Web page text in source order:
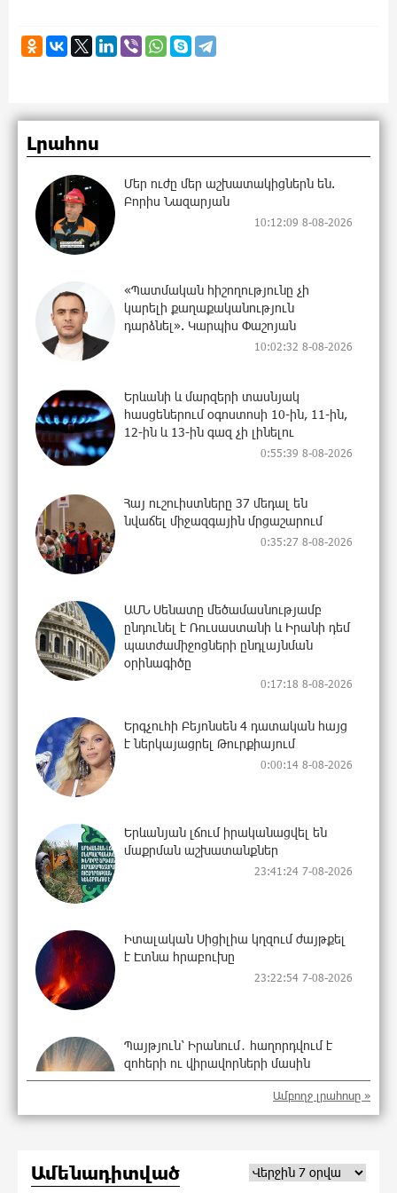
Լրահոս
Մեր ուժը մեր աշխատակիցներն են.
Բորիս Նազարյան
10:12:09 8-08-2026
«Պատմական հիշողությունը չի
կարելի քաղաքականություն
դարձնել». Կարպիս Փաշոյան
10:02:32 8-08-2026
Երևանի և մարզերի տասնյակ
հասցեներում օգոստոսի 10-ին, 11-ին,
12-ին և 13-ին գազ չի լինելու
0:55:39 8-08-2026
Հայ ուշուիստները 37 մեդալ են
նվաճել միջազգային մրցաշարում
0:35:27 8-08-2026
ԱՄՆ Սենատը մեծամասնությամբ
ընդունել է Ռուսաստանի և Իրանի դեմ
պատժամիջոցների ընդլայնման
օրինագիծը
0:17:18 8-08-2026
Երգչուհի Բեյոնսեն ​​4 դատական հայց
է ներկայացրել Թուրքիայում
0:00:14 8-08-2026
Երևանյան լճում իրականացվել են
մաքրման աշխատանքներ
23:41:24 7-08-2026
Իտալական Սիցիլիա կղզում ժայթքել
է Էտնա հրաբուխը
23:22:54 7-08-2026
Պայթյուն՝ Իրանում․ հաղորդվում է
զոհերի ու վիրավորների մասին
22:59:55 7-08-2026
տրանսֆերի մասին
Ամբողջ լրահոսը »
Ամենադիտված